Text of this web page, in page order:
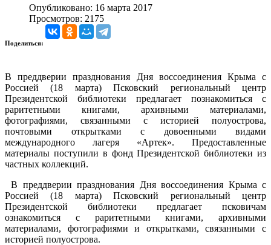
Опубликовано: 16 марта 2017
Просмотров: 2175
Поделиться:
В преддверии празднования Дня воссоединения Крыма с
Россией (18 марта) Псковский региональный центр
Президентской библиотеки предлагает познакомиться с
раритетными книгами, архивными материалами,
фотографиями, связанными с историей полуострова,
почтовыми открытками с довоенными видами
международного лагеря «Артек». Предоставленные
материалы поступили в фонд Президентской библиотеки из
частных коллекций.
В преддверии празднования Дня воссоединения Крыма с
Россией (18 марта) Псковский региональный центр
Президентской библиотеки предлагает псковичам
ознакомиться с раритетными книгами, архивными
материалами, фотографиями и открытками, связанными с
историей полуострова.